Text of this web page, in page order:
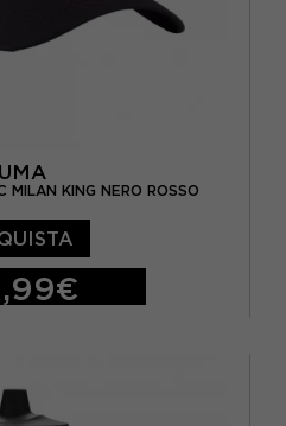
MILAN KING NERO ROSSO